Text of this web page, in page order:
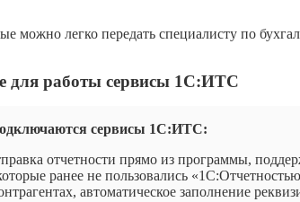
можно легко передать специалисту по
для работы сервисы 1С:ИТС
сервисы 1С:ИТС:
отчетности прямо из программы,
ранее не пользовались
автоматическое заполнение